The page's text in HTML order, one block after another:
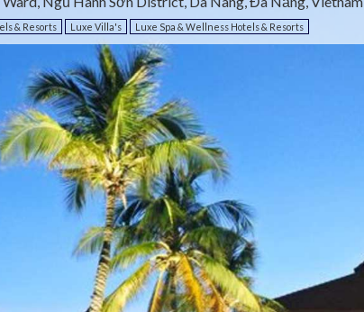
& Resorts Luxe Villa's Luxe Spa & Wellness Hotels & Resorts